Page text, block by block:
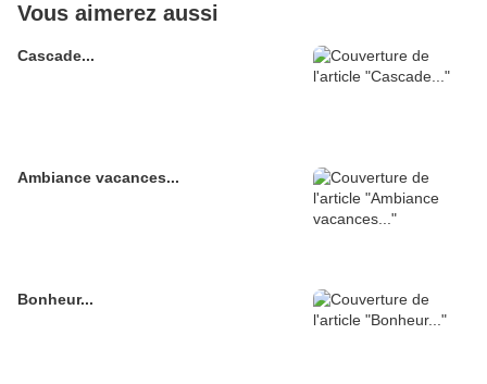
Vous aimerez aussi
Cascade...
Ambiance vacances...
Bonheur...